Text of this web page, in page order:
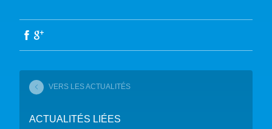
VERS LES ACTUALITÉS
ACTUALITÉS LIÉES